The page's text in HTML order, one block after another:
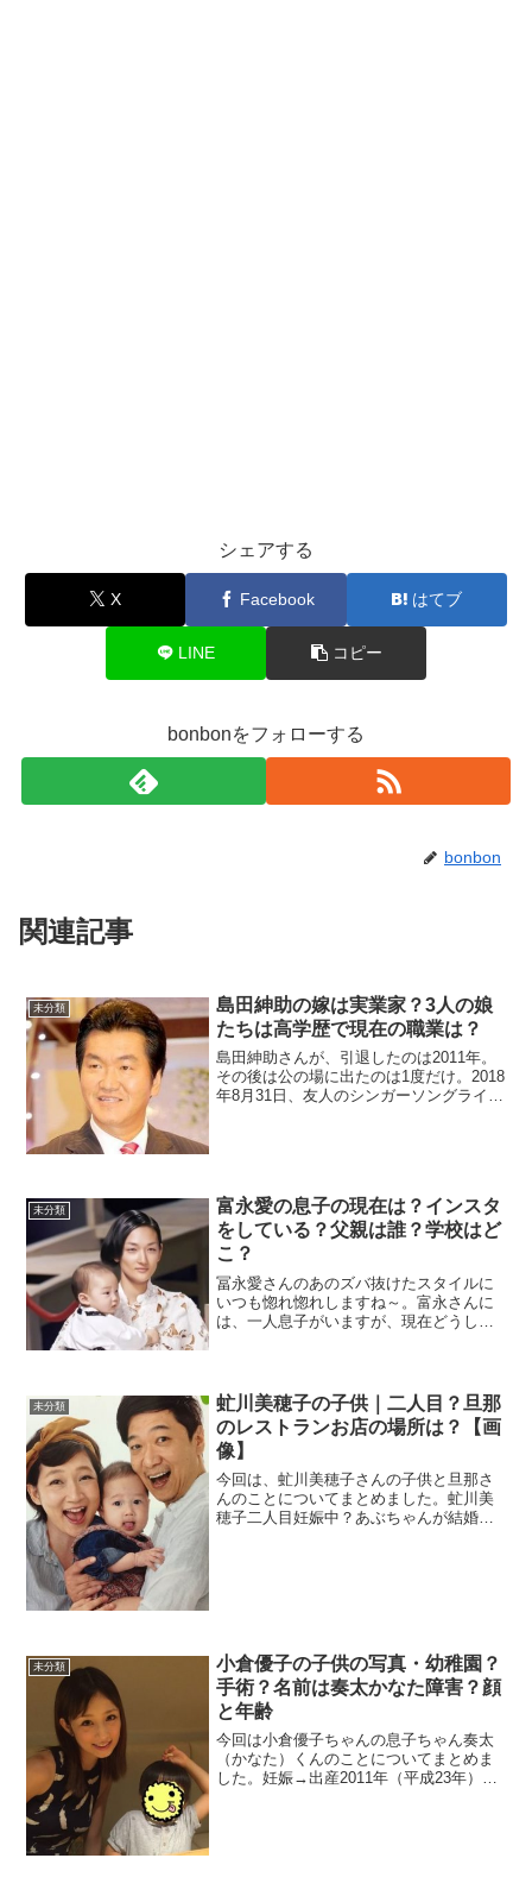
シェアする
X Facebook はてブ
LINE コピー
bonbonをフォローする
bonbon
関連記事
未分類
島田紳助の嫁は実業家？3人の娘
たちは高学歴で現在の職業は？
島田紳助さんが、引退したのは2011年。
その後は公の場に出たのは1度だけ。2018
年8月31日、友人のシンガーソングライタ
未分類
富永愛の息子の現在は？インスタ
をしている？父親は誰？学校はど
こ？
冨永愛さんのあのズバ抜けたスタイルに
いつも惚れ惚れしますね～。富永さんに
は、一人息子がいますが、現在どうして
と結婚し、2005年3...
未分類
虻川美穂子の子供｜二人目？旦那
のレストランお店の場所は？【画
像】
今回は、虻川美穂子さんの子供と旦那さ
んのことについてまとめました。虻川美
穂子二人目妊娠中？あぶちゃんが結婚し
未分類
小倉優子の子供の写真・幼稚園？
手術？名前は奏太かなた障害？顔
と年齢
今回は小倉優子ちゃんの息子ちゃん奏太
（かなた）くんのことについてまとめま
した。妊娠→出産2011年（平成23年）12